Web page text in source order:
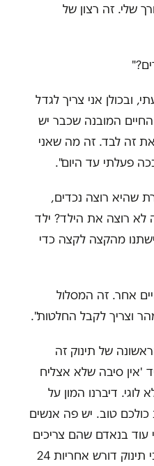
שלי. זה רצון של
ובכולן אני צריך לגדל
המובנה שכבר יש
את זה לבד. זה מה שאני
פעלתי עד היום".
שהיא רוצה נכדים,
רוצה את הילד? ילד
מהקצה לקצה כדי
אחר. זה המסלול
וצריך לקבל החלטות".
של תינוק זה
גיל 18. להגיד 'אין סיבה שלא אצליח
לוגי. דיברנו המון על
כולכם טוב. יש פה אנשים
בנאדם שהם צריכים
להיות אחראים עליו 24/7, כי תינוק דורש אחריות 24